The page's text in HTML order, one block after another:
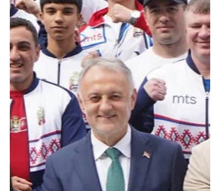
Domaća takmičenja
PAZARCI PRED RASPLET SUPERLIGE: Po
medalju s decom iz naše čaršije!
Ekipni šampion države iz 2022. i osvajač Regionalne lige 2023.
godine pokušaće na Zlatiboru da stigne do još jednog vrednog
trofeja. Istina, ovog puta bi osvajanje titule ekipnog prvaka
Superlige predstavljalo "pravu malu senzaciju", smatra Selver
Lekpek, predsednik Bokserskog kluba Novi Pazar. U razgovoru za
"Boks-Fokus", prvi čovek Pazaraca pojašnjava iz kog razloga ulogu
apsolutnog favorita prepušta Crvenoj zvezdi. - Prvo i osnovno - BK
Novi Pazar će na završnom turniru Su